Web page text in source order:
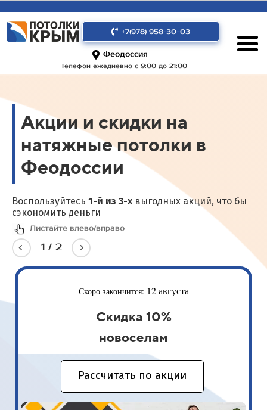
+7(978) 958-30-03
Феодоссия
Телефон ежедневно с 9:00 до 21:00
Акции и скидки на
натяжные потолки в
Феодоссии
Воспользуйтесь 1-й из 3-х выгодных акций, что бы
сэкономить деньги
Листайте влево/вправо
2 /2
Скоро закончится: 14 августа
Скидка 10%
пенсионерам
Рассчитать по акции